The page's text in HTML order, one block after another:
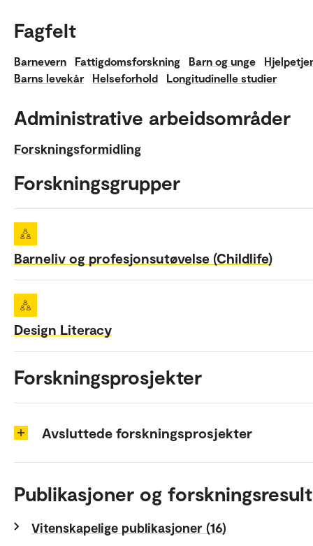
Fagfelt
Barnevern Fattigdomsforskning Barn og unge
Barns levekår
Helseforhold Longitudinelle studier
Administrative arbeidsområder
Forskningsformidling
Forskningsgrupper
Barneliv og profesjonsutøvelse (Childlife)
Design Literacy
Forskningsprosjekter
Avsluttede forskningsprosjekter
Publikasjoner og
Vitenskapelige publikasjoner (16)